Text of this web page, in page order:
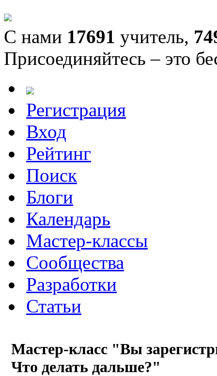
С нами 17691 учитель,
Присоединяйтесь – это
Регистрация
Вход
Рейтинг
Поиск
Блоги
Календарь
Мастер-классы
Сообщества
Разработки
Статьи
Мастер-класс "Вы
Что делать дальше?"